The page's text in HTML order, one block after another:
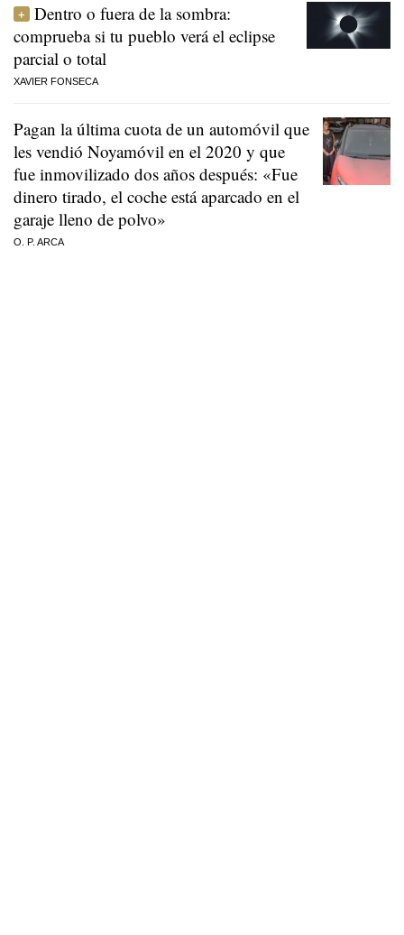
Dentro o fuera de la sombra:
comprueba si tu pueblo verá el eclipse
parcial o total
XAVIER FONSECA
Pagan la última cuota de un automóvil que
les vendió Noyamóvil en el 2020 y que
fue inmovilizado dos años después: «Fue
dinero tirado, el coche está aparcado en el
garaje lleno de polvo»
O. P. ARCA